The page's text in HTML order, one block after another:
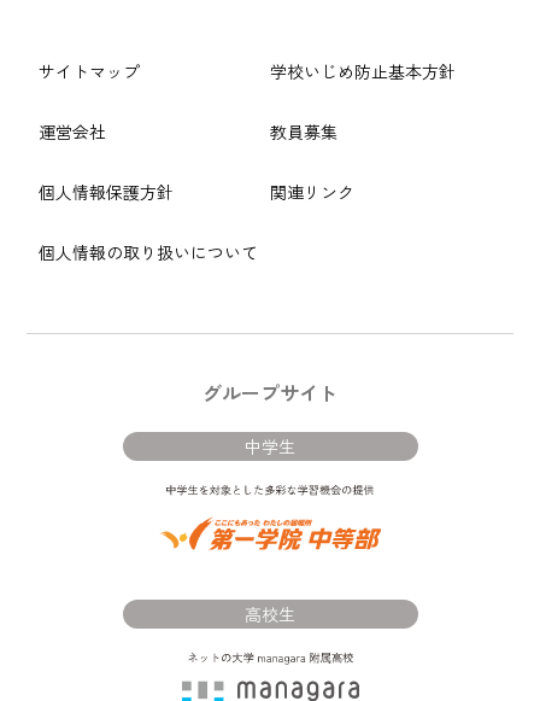
サイトマップ
運営会社
個人情報保護方針
個人情報の取り扱いについて
学校いじめ防止基本方針
教員募集
関連リンク
グループサイト
中学生
高校生